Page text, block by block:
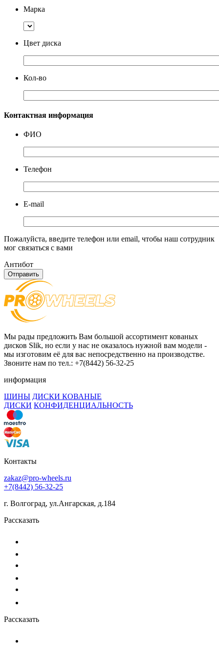
Марка
Цвет диска
Кол-во
Контактная информация
ФИО
Телефон
E-mail
Пожалуйста, введите телефон или email, чтобы наш сотрудник
мог связаться с вами
Антибот
Отправить
Мы рады предложить Вам большой ассортимент кованых
дисков Slik, но если у нас не оказалось нужной вам модели -
мы изготовим её для вас непосредственно на производстве.
Звоните нам по тел.: +7(8442) 56-32-25
информация
ШИНЫ ДИСКИ КОВАНЫЕ
ДИСКИ КОНФИДЕНЦИАЛЬНОСТЬ
Контакты
zakaz@pro-wheels.ru
+7(8442) 56-32-25
г. Волгоград, ул.Ангарская, д.184
Рассказать
Рассказать